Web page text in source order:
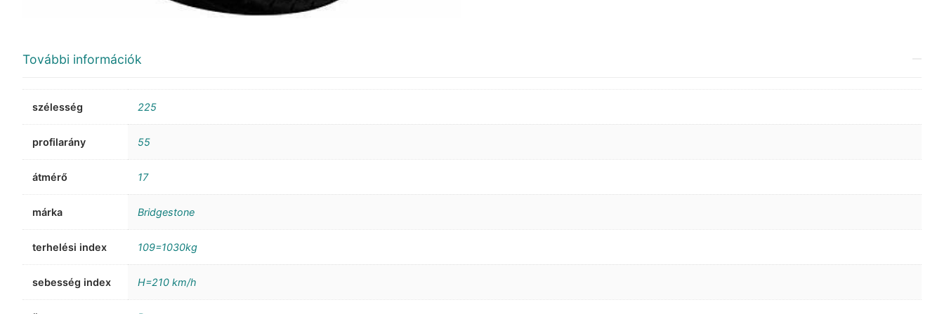
További információk
szélesség 225
profilarány 55
átmérő 17
márka Bridgestone
terhelési index 109=1030kg
sebesség index H=210 km/h